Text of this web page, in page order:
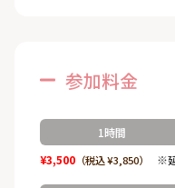
参加料金
1時間
¥3,500（税込 ¥3,850） ※